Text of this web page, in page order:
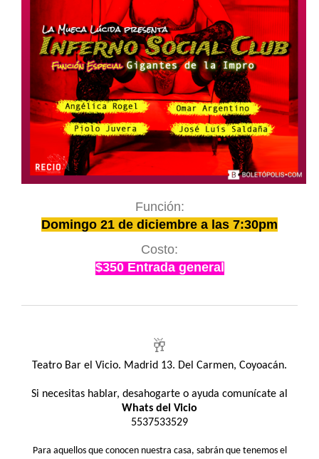
Función:
Domingo 21 de diciembre a las 7:30pm
Costo:
$350 Entrada general
🥂
Teatro Bar el Vicio. Madrid 13. Del Carmen, Coyoacán.
Si necesitas hablar, desahogarte o ayuda comunícate al
Whats del Vicio
5537533529
Para aquellos que conocen nuestra casa, sabrán que tenemos el